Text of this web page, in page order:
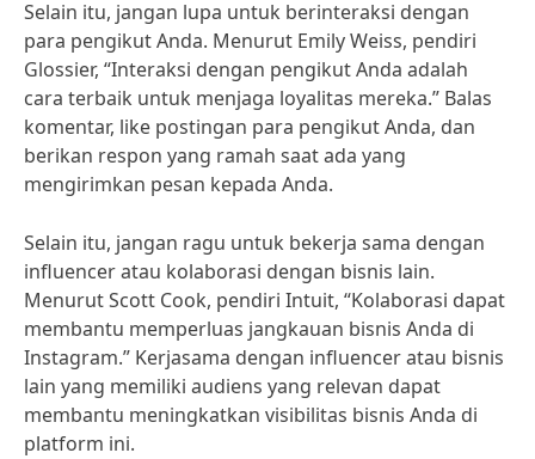
Selain itu, jangan lupa untuk berinteraksi dengan
para pengikut Anda. Menurut Emily Weiss, pendiri
Glossier, “Interaksi dengan pengikut Anda adalah
cara terbaik untuk menjaga loyalitas mereka.” Balas
komentar, like postingan para pengikut Anda, dan
berikan respon yang ramah saat ada yang
mengirimkan pesan kepada Anda.
Selain itu, jangan ragu untuk bekerja sama dengan
influencer atau kolaborasi dengan bisnis lain.
Menurut Scott Cook, pendiri Intuit, “Kolaborasi dapat
membantu memperluas jangkauan bisnis Anda di
Instagram.” Kerjasama dengan influencer atau bisnis
lain yang memiliki audiens yang relevan dapat
membantu meningkatkan visibilitas bisnis Anda di
platform ini.